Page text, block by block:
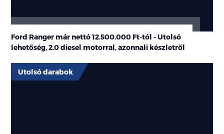
Ford Ranger már nettó 12.500.000 Ft-tól - Utolsó
lehetőség, 2.0 diesel motorral, azonnali készletről
Utolsó darabok